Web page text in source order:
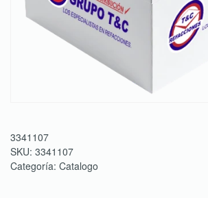
3341107
SKU: 3341107
Categoría: Catalogo